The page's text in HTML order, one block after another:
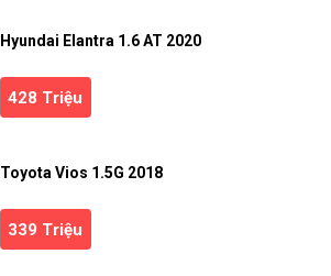
Hyundai Elantra 1.6 AT 2020
428 Triệu
Toyota Vios 1.5G 2018
339 Triệu